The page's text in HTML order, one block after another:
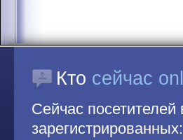
Кто сейчас
Сейчас